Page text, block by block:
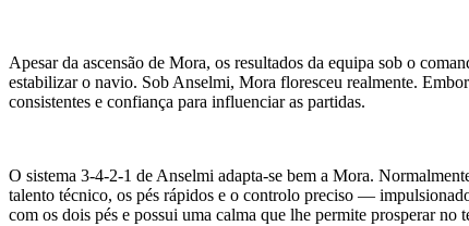
Apesar da ascensão de Mora, os resultados da equipa sob o
estabilizar o navio. Sob Anselmi, Mora floresceu realmente.
consistentes e confiança para influenciar as partidas.
O sistema 3-4-2-1 de Anselmi adapta-se bem a Mora.
talento técnico, os pés rápidos e o controlo preciso —
com os dois pés e possui uma calma que lhe permite prosperar no